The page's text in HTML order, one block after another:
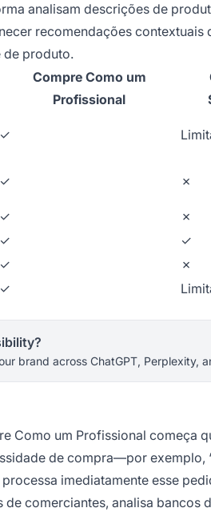
analisam descrições de
recomendações
de produto.
Compre Como um
Profissional
✓
✓ ✗
✓ ✗
✓ ✓
✓ ✗
✓
brand across ChatGPT, Perplexity,
Como um Profissional começa
de compra—por exemplo,
imediatamente esse
de comerciantes, analisa